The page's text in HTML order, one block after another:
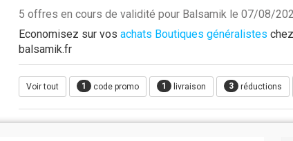
5 offres en cours de validité pour Balsamik le 07/08/
Economisez sur vos achats Boutiques généralistes
balsamik.fr
Voir tout 1 code promo 1 livraison 3 réductions